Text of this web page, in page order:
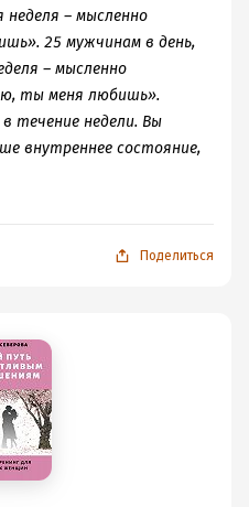
– мысленно
25 мужчинам в день,
– мысленно
ты меня любишь».
течение недели. Вы
внутреннее состояние,
Поделиться